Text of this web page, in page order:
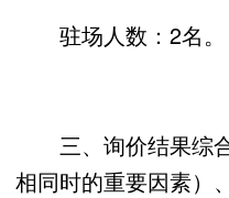
驻场人数：2名。
三、询价结果综
相同时的重要因素）